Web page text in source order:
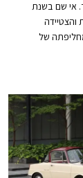
על פסי הייצור. אי שם בשנת
והצטיידה
של
זכה למראה